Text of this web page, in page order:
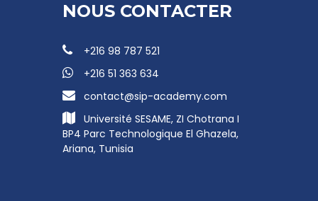
NOUS CONTACTER
+216 98 787 521
+216 51 363 634
contact@sip-academy.com
Université SESAME, ZI Chotrana I
BP4 Parc Technologique El Ghazela,
Ariana, Tunisia